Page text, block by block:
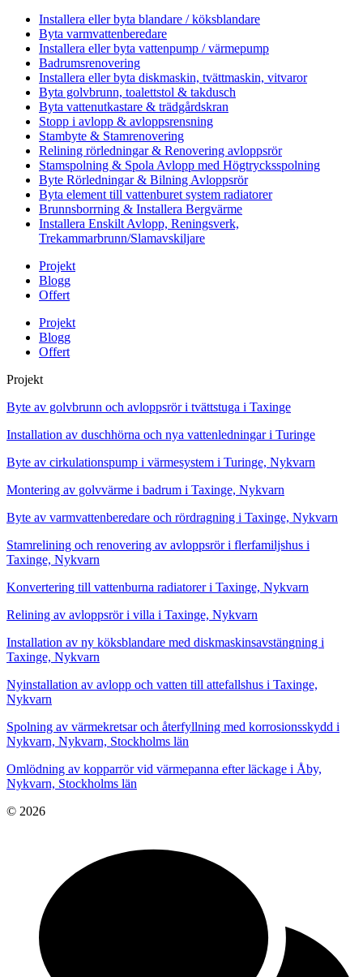
Installera eller byta blandare / köksblandare
Byta varmvattenberedare
Installera eller byta vattenpump / värmepump
Badrumsrenovering
Installera eller byta diskmaskin, tvättmaskin, vitvaror
Byta golvbrunn, toalettstol & takdusch
Byta vattenutkastare & trädgårdskran
Stopp i avlopp & avloppsrensning
Stambyte & Stamrenovering
Relining rörledningar & Renovering avloppsrör
Stamspolning & Spola Avlopp med Högtrycksspolning
Byte Rörledningar & Bilning Avloppsrör
Byta element till vattenburet system radiatorer
Brunnsborrning & Installera Bergvärme
Installera Enskilt Avlopp, Reningsverk,
Trekammarbrunn/Slamavskiljare
Projekt
Blogg
Offert
Projekt
Blogg
Offert
Projekt
Byte av golvbrunn och avloppsrör i tvättstuga i Taxinge
Installation av duschhörna och nya vattenledningar i Turinge
Byte av cirkulationspump i värmesystem i Turinge, Nykvarn
Montering av golvvärme i badrum i Taxinge, Nykvarn
Byte av varmvattenberedare och rördragning i Taxinge, Nykvarn
Stamrelining och renovering av avloppsrör i flerfamiljshus i
Taxinge, Nykvarn
Konvertering till vattenburna radiatorer i Taxinge, Nykvarn
Relining av avloppsrör i villa i Taxinge, Nykvarn
Installation av ny köksblandare med diskmaskinsavstängning i
Taxinge, Nykvarn
Nyinstallation av avlopp och vatten till attefallshus i Taxinge,
Nykvarn
Spolning av värmekretsar och återfyllning med korrosionsskydd i
Nykvarn, Nykvarn, Stockholms län
Omlödning av kopparrör vid värmepanna efter läckage i Åby,
Nykvarn, Stockholms län
© 2026